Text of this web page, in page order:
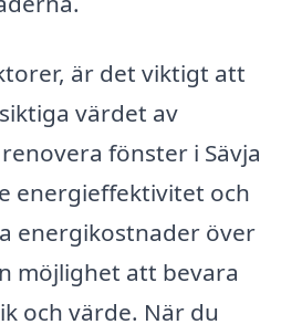
är det viktigt att
värdet av
fönster i Sävja
energieffektivitet och
energikostnader över
möjlighet att bevara
och värde. När du